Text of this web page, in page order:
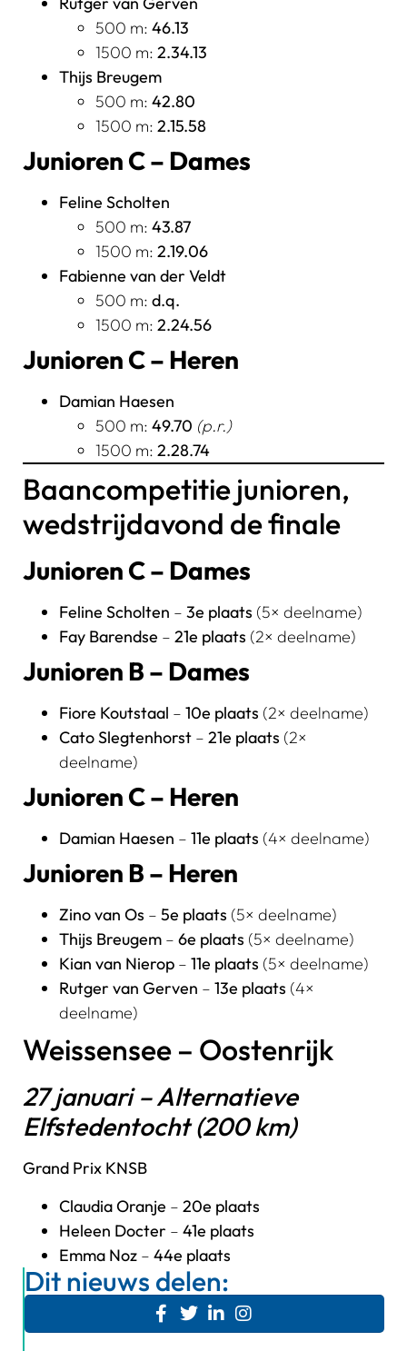
500 m: 46.13
1500 m: 2.34.13
Thijs Breugem
500 m: 42.80
1500 m: 2.15.58
Junioren C – Dames
Feline Scholten
500 m: 43.87
1500 m: 2.19.06
Fabienne van der Veldt
500 m: d.q.
1500 m: 2.24.56
Junioren C – Heren
Damian Haesen
500 m: 49.70 (p.r.)
1500 m: 2.28.74
Baancompetitie junioren,
wedstrijdavond de finale
Junioren C – Dames
Feline Scholten – 3e plaats (5× deelname)
Fay Barendse – 21e plaats (2× deelname)
Junioren B – Dames
Fiore Koutstaal – 10e plaats (2× deelname)
Cato Slegtenhorst – 21e plaats (2×
deelname)
Junioren C – Heren
Damian Haesen – 11e plaats (4× deelname)
Junioren B – Heren
Zino van Os – 5e plaats (5× deelname)
Thijs Breugem – 6e plaats (5× deelname)
Kian van Nierop – 11e plaats (5× deelname)
Rutger van Gerven – 13e plaats (4×
deelname)
Weissensee – Oostenrijk
27 januari – Alternatieve
Elfstedentocht (200 km)
Grand Prix KNSB
Claudia Oranje – 20e plaats
Heleen Docter – 41e plaats
Emma Noz – 44e plaats
Dit nieuws delen: